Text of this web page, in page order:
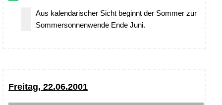
Aus kalendarischer Sicht beginnt der Sommer zur
Sommersonnenwende Ende Juni.
Freitag, 22.06.2001